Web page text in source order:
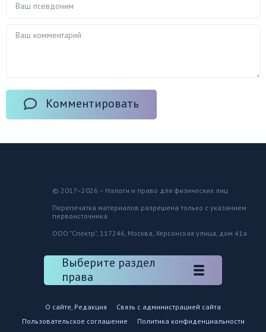
Комментировать
© 2017–2026 – Налоги и право для физических лиц
Перепечатка материалов разрешена только с указанием
первоисточника
ООО "Спектр", 117246, Москва, Херсонская улица, дом 41а
Выберите раздел
права
О сайте, Редакция
Связь с администрацией сайта
Пользовательское соглашение
Политика конфиденциальности